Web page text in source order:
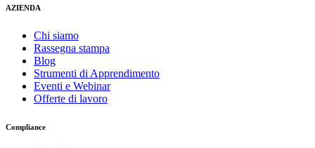
AZIENDA
Chi siamo
Rassegna stampa
Blog
Strumenti di Apprendimento
Eventi e Webinar
Offerte di lavoro
Compliance